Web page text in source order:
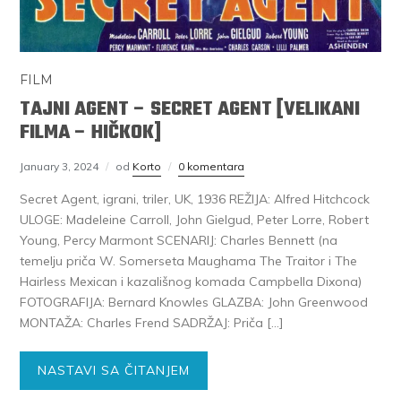
FILM
TAJNI AGENT – SECRET AGENT [VELIKANI
FILMA – HIČKOK]
January 3, 2024 od Korto 0 komentara
Secret Agent, igrani, triler, UK, 1936 REŽIJA: Alfred Hitchcock
ULOGE: Madeleine Carroll, John Gielgud, Peter Lorre, Robert
Young, Percy Marmont SCENARIJ: Charles Bennett (na
temelju priča W. Somerseta Maughama The Traitor i The
Hairless Mexican i kazališnog komada Campbella Dixona)
FOTOGRAFIJA: Bernard Knowles GLAZBA: John Greenwood
MONTAŽA: Charles Frend SADRŽAJ: Priča […]
NASTAVI SA ČITANJEM